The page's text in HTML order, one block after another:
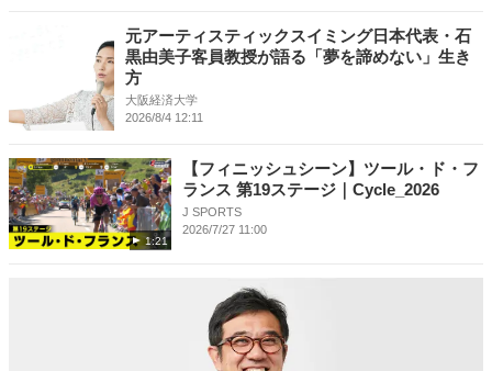
元アーティスティックスイミング日本代表・石
黒由美子客員教授が語る「夢を諦めない」生き
方
大阪経済大学
2026/8/4 12:11
1:21
【フィニッシュシーン】ツール・ド・フ
ランス 第19ステージ｜Cycle_2026
J SPORTS
2026/7/27 11:00